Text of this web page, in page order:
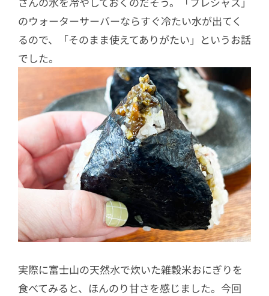
のウォーターサーバーならすぐ冷たい水が出てく
るので、「そのまま使えてありがたい」というお話
でした。
実際に富士山の天然水で炊いた雑穀米おにぎりを
食べてみると、ほんのり甘さを感じました。今回